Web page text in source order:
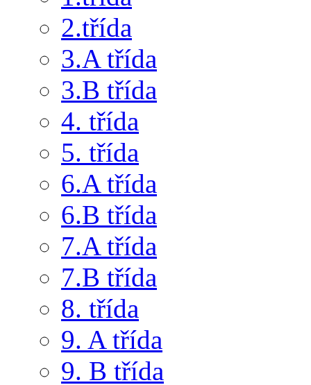
2.třída
3.A třída
3.B třída
4. třída
5. třída
6.A třída
6.B třída
7.A třída
7.B třída
8. třída
9. A třída
9. B třída